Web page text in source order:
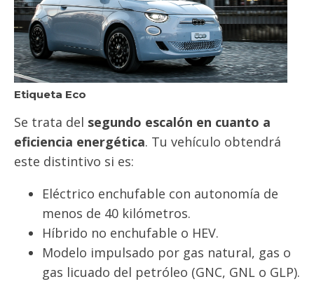
Etiqueta Eco
Se trata del segundo escalón en cuanto a
eficiencia energética. Tu vehículo obtendrá
este distintivo si es:
Eléctrico enchufable con autonomía de
menos de 40 kilómetros.
Híbrido no enchufable o HEV.
Modelo impulsado por gas natural, gas o
gas licuado del petróleo (GNC, GNL o GLP).